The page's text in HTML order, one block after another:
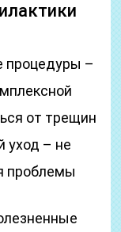
процедуры –
от трещин
уход – не
проблемы